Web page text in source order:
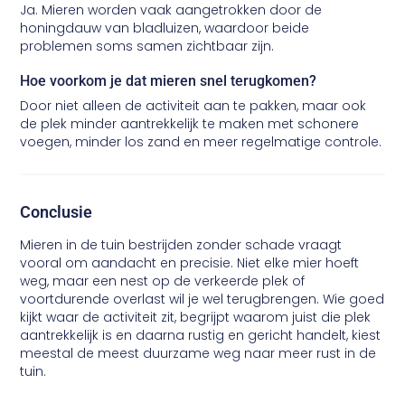
Ja. Mieren worden vaak aangetrokken door de
honingdauw van bladluizen, waardoor beide
problemen soms samen zichtbaar zijn.
Hoe voorkom je dat mieren snel terugkomen?
Door niet alleen de activiteit aan te pakken, maar ook
de plek minder aantrekkelijk te maken met schonere
voegen, minder los zand en meer regelmatige controle.
Conclusie
Mieren in de tuin bestrijden zonder schade vraagt
vooral om aandacht en precisie. Niet elke mier hoeft
weg, maar een nest op de verkeerde plek of
voortdurende overlast wil je wel terugbrengen. Wie goed
kijkt waar de activiteit zit, begrijpt waarom juist die plek
aantrekkelijk is en daarna rustig en gericht handelt, kiest
meestal de meest duurzame weg naar meer rust in de
tuin.